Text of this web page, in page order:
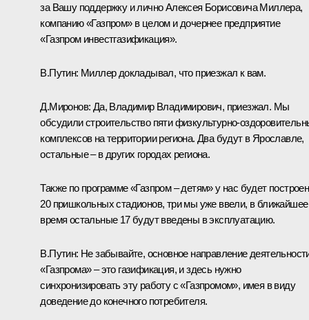
за Вашу поддержку и личноАлексея Борисовича Миллера,
компанию «Газпром» в целом и дочернее предприятие
«Газпром инвестгазификация».
В.Путин: Миллер докладывал, что приезжал к вам.
Д.Миронов: Да, Владимир Владимирович, приезжал. Мы
обсудили строительство пяти физкультурно-
комплексов на территории региона. Два будут в Ярославле,
остальные – в других городах региона.
Также по программе «Газпром – детям» у нас будет
20 пришкольных стадионов, три мы уже ввели, в ближайшее
время остальные 17 будут введены в эксплуатацию.
В.Путин: Не забывайте, основное направление
«Газпрома» – это газификация, и здесь нужно
синхронизировать эту работу с «Газпромом», имея в виду
доведение до конечного потребителя.